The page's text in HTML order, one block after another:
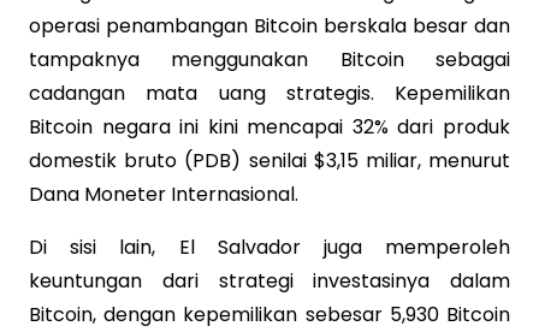
operasi penambangan Bitcoin berskala besar dan
tampaknya menggunakan Bitcoin sebagai
cadangan mata uang strategis. Kepemilikan
Bitcoin negara ini kini mencapai 32% dari produk
domestik bruto (PDB) senilai $3,15 miliar, menurut
Dana Moneter Internasional.
Di sisi lain, El Salvador juga memperoleh
keuntungan dari strategi investasinya dalam
Bitcoin, dengan kepemilikan sebesar 5,930 Bitcoin